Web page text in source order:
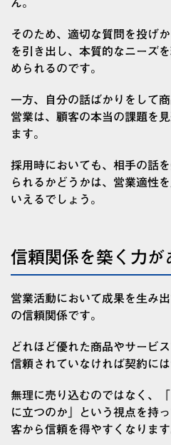
ん。
そのため、適切な質問を投げ
を引き出し、本質的なニーズ
められるのです。
一方、自分の話ばかりをして
営業は、顧客の本当の課題を
ます。
採用時においても、相手の話
られるかどうかは、営業適性
いえるでしょう。
信頼関係を築く力が
営業活動において成果を生み
の信頼関係です。
どれほど優れた商品やサービ
信頼されていなければ契約に
無理に売り込むのではなく、
に立つのか」という視点を持
客から信頼を得やすくなります